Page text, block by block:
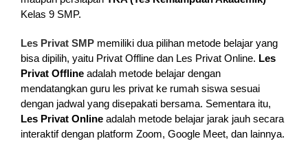
Kelas 9 SMP.
Les Privat SMP memiliki dua pilihan metode belajar yang
bisa dipilih, yaitu Privat Offline dan Les Privat Online. Les
Privat Offlineadalah metode belajar dengan
mendatangkan guru les privat ke rumah siswa sesuai
dengan jadwal yang disepakati bersama. Sementara itu,
Les Privat Onlineadalah metode belajar jarak jauh secara
interaktif dengan platform Zoom, Google Meet, dan lainnya.